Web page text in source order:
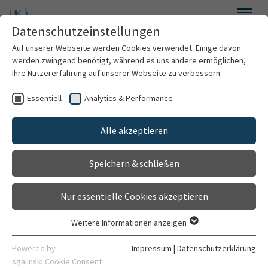
Zum Hauptinhalt springen
Willkommen
Über uns
Für Patienten
Für Ärzte
Klinik für Psychiatrie und Psychotherapie
Sektion Gerontopsychiatrische Forschung
E-Mail an Ellen Temme
Datenschutzeinstellungen
Auf unserer Webseite werden Cookies verwendet. Einige davon
werden zwingend benötigt, während es uns andere ermöglichen,
Ihre Nutzererfahrung auf unserer Webseite zu verbessern.
Essentiell Analytics & Performance
Alle akzeptieren
Speichern & schließen
Nur essentielle Cookies akzeptieren
Essentielle Cookies werden für grundlegende Funktionen der
Webseite benötigt. Dadurch ist gewährleistet, dass die
Weitere Informationen anzeigen
Powered by
sgalinski Cookie Consent
Impressum | Datenschutzerklärung